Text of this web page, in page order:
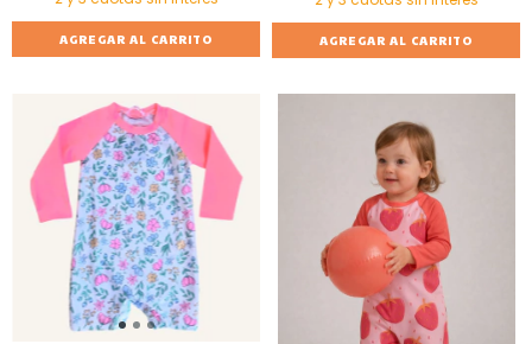
AGREGAR AL CARRITO AGREGAR AL CARRITO